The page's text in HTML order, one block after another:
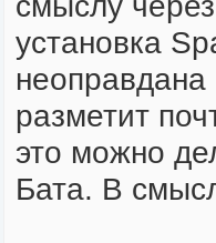
установка
неоправдана
разметит
это можно
Бата. В